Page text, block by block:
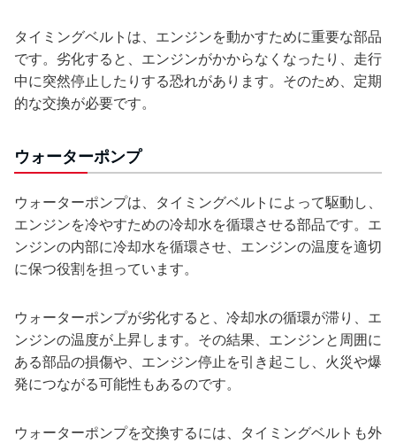
タイミングベルトは、エンジンを動かすために重要な部品
です。劣化すると、エンジンがかからなくなったり、走行
中に突然停止したりする恐れがあります。そのため、定期
的な交換が必要です。
ウォーターポンプ
ウォーターポンプは、タイミングベルトによって駆動し、
エンジンを冷やすための冷却水を循環させる部品です。エ
ンジンの内部に冷却水を循環させ、エンジンの温度を適切
に保つ役割を担っています。
ウォーターポンプが劣化すると、冷却水の循環が滞り、エ
ンジンの温度が上昇します。その結果、エンジンと周囲に
ある部品の損傷や、エンジン停止を引き起こし、火災や爆
発につながる可能性もあるのです。
ウォーターポンプを交換するには、タイミングベルトも外